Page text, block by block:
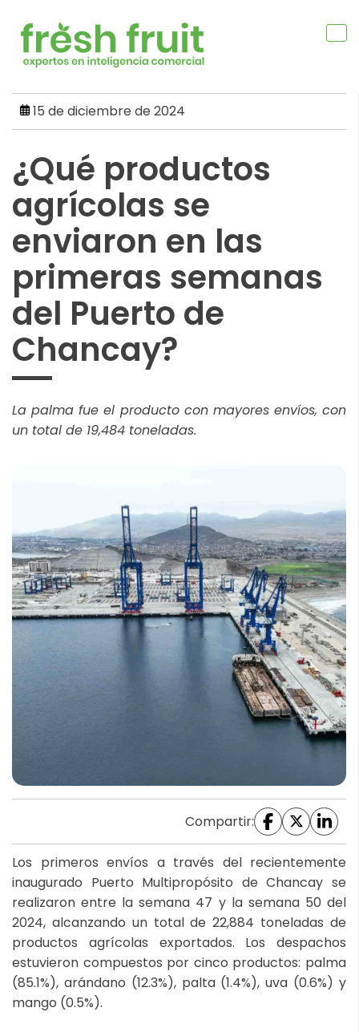
content
15 de diciembre de 2024
¿Qué productos
agrícolas se
enviaron en las
primeras semanas
del Puerto de
Chancay?
La palma fue el producto con mayores envíos, con
un total de 19,484 toneladas.
Compartir:
Los primeros envíos a través del recientemente
inaugurado Puerto Multipropósito de Chancay se
realizaron entre la semana 47 y la semana 50 del
2024, alcanzando un total de 22,884 toneladas de
productos agrícolas exportados. Los despachos
estuvieron compuestos por cinco productos: palma
(85.1%), arándano (12.3%), palta (1.4%), uva (0.6%) y
mango (0.5%).